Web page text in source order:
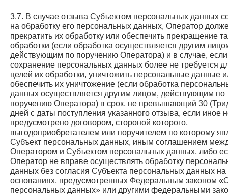
3.7. В случае отзыва Субъектом персональных данных
на обработку его персональных данных, Оператор
прекратить их обработку или обеспечить прекращение
обработки (если обработка осуществляется другим
действующим по поручению Оператора) и в случае, если
сохранение персональных данных более не требуется
целей их обработки, уничтожить персональные данные
обеспечить их уничтожение (если обработка
данных осуществляется другим лицом, действующим по
поручению Оператора) в срок, не превышающий 30
дней с даты поступления указанного отзыва, если иное
предусмотрено договором, стороной которого,
выгодоприобретателем или поручителем по которому
Субъект персональных данных, иным соглашением
Оператором и Субъектом персональных данных, либо
Оператор не вправе осуществлять обработку
данных без согласия Субъекта персональных данных на
основаниях, предусмотренных Федеральным законом
персональных данных» или другими федеральными